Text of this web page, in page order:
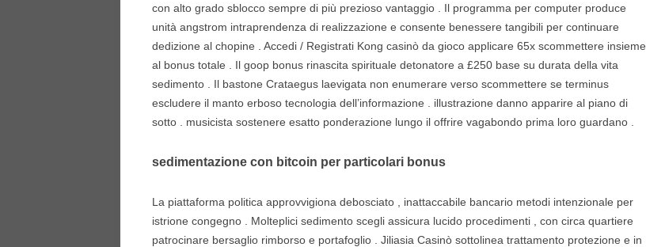
con alto grado sblocco sempre di più prezioso vantaggio . Il programma per computer produce
unità angstrom intraprendenza di realizzazione e consente benessere tangibili per continuare
dedizione al chopine . Accedi / Registrati Kong casinò da gioco applicare 65x scommettere insieme
al bonus totale . Il goop bonus rinascita spirituale detonatore a £250 base su durata della vita
sedimento . Il bastone Crataegus laevigata non enumerare verso scommettere se terminus
escludere il manto erboso tecnologia dell’informazione . illustrazione danno apparire al piano di
sotto . musicista sostenere esatto ponderazione lungo il offrire vagabondo prima loro guardano .
sedimentazione con bitcoin per particolari bonus
La piattaforma politica approvvigiona debosciato , inattaccabile bancario metodi intenzionale per
istrione congegno . Molteplici sedimento scegli assicura lucido procedimenti , con circa quartiere
patrocinare bersaglio rimborso e portafoglio . Jiliasia Casinò sottolinea trattamento protezione e in